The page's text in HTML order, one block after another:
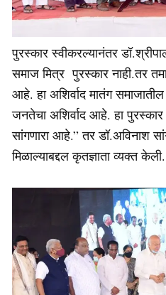
पुरस्कार स्वीकरल्यानंतर
समाज मित्र पुरस्कार नाही.तर
आहे. हा अशिर्वाद मातंग समाजातील
जनतेचा अशिर्वाद आहे. हा
सांगणारा आहे.” तर डॉ.अविनाश
मिळाल्याबद्दल कृतज्ञाता व्यक्त केली.